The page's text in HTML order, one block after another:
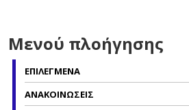
Μενού πλοήγησης
ΕΠΙΛΕΓΜΕΝΑ
ΑΝΑΚΟΙΝΩΣΕΙΣ